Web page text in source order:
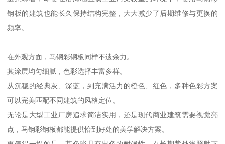
钢板的建筑也能长久保持结构完整，大大减少了后期维修与更换的
频率。
在外观方面，马钢彩钢板同样不遗余力。
其涂层均匀细腻，色彩选择丰富多样。
从沉稳的经典灰、深蓝，到充满活力的橙色、红色，多种色彩方案
可以完美匹配不同建筑的风格定位。
无论是大型工业厂房追求简洁实用，还是现代商业建筑需要视觉亮
点，马钢彩钢板都能提供恰到好处的美学解决方案。